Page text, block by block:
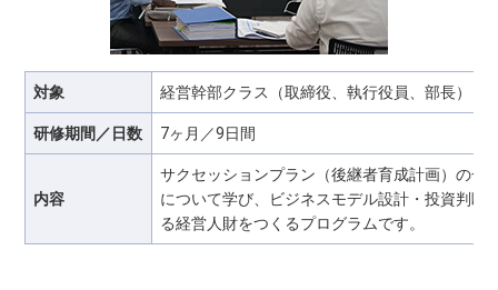
対象 経営幹部クラス（取締役、執行役員、部長）
研修期間／日数 7ヶ月／9日間
内容
サクセッションプラン（後継者育成計画）の一
について学び、ビジネスモデル設計・投資判
る経営人財をつくるプログラムです。